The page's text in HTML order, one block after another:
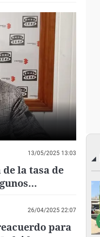
13/05/2025 13:03
la tasa de
26/04/2025 22:07
para